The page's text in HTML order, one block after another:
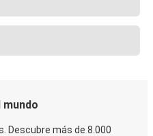
Descubre más de 8.000